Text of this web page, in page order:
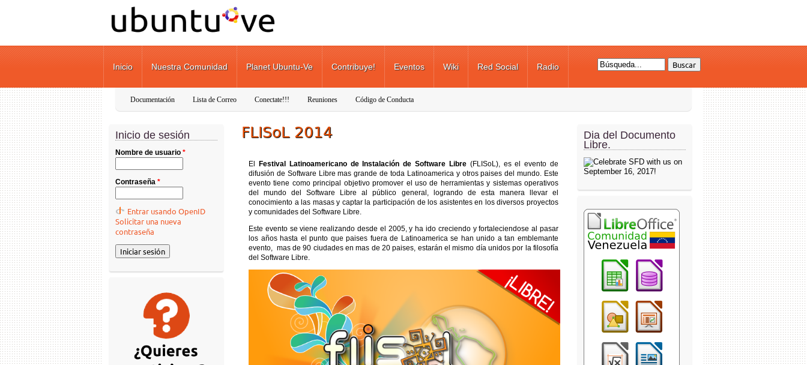
Inicio Nuestra Comunidad Planet Ubuntu-Ve Contribuye! Eventos Wiki Red Social Radio
Formulario de búsqueda
Documentación Lista de Correo Conectate!!! Reuniones Código de Conducta
Inicio de sesión
Nombre de usuario *
Contraseña *
Entrar usando OpenID
Solicitar una nueva
contraseña
Dia del Documento
Libre.
FLISoL 2014
El Festival Latinoamericano de Instalación de Software Libre(FLISoL), es el evento de
difusión de Software Libre mas grande de toda Latinoamerica y otros paises del mundo. Este
evento tiene como principal objetivo promover el uso de herramientas y sistemas operativos
del mundo del Software Libre al público general, logrando de esta manera llevar el
conocimiento a las masas y captar la participación de los asistentes en los diversos proyectos
y comunidades del Software Libre.
Este evento se viene realizando desde el 2005, y ha ido creciendo y fortaleciendose al pasar
los años hasta el punto que paises fuera de Latinoamerica se han unido a tan emblemante
evento, mas de 90 ciudades en mas de 20 paises, estarán el mismo día unidos por la filosofía
del Software Libre.